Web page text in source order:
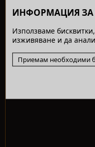
ИНФОРМАЦИЯ ЗА
Използваме
изживяване и да
Приемам необходими